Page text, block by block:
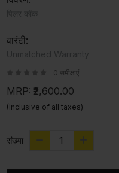
वारंटी:
0 समीक्षाएं
MRP: ₹2,600.00
(Inclusive of all taxes)
संख्या